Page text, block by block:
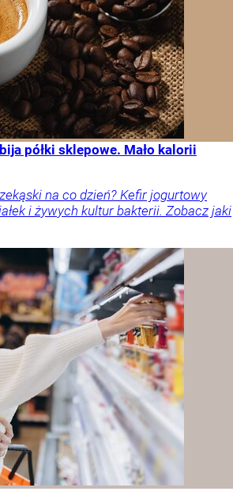
półki sklepowe. Mało kalorii
na co dzień? Kefir jogurtowy
i żywych kultur bakterii. Zobacz jaki